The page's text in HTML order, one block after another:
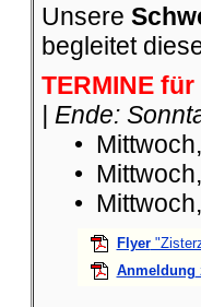
Unsere
begleitet
TERMINE
| Ende:
• Mittwoch,
• Mittwoch,
• Mittwoch,
Flyer
Anmeldung